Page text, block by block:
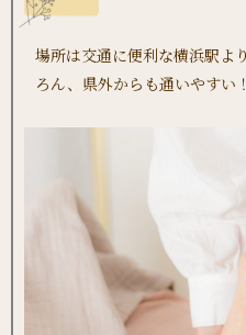
場所は交通に便利な横浜駅よ
ろん、県外からも通いやすい！